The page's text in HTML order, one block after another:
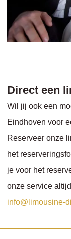
Direct een
Wil jij ook een
Eindhoven voor
Reserveer onze
het
je voor het
onze service
info@limousine-